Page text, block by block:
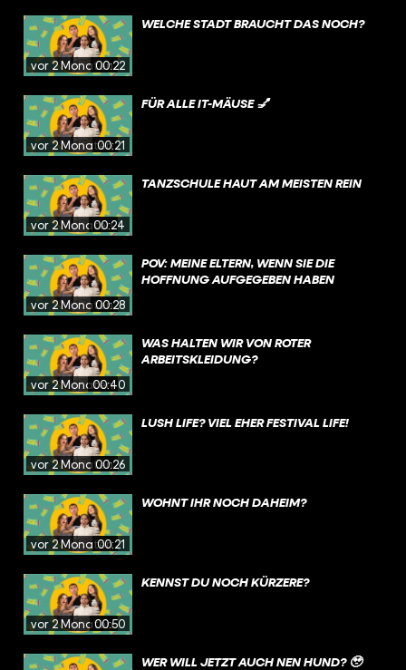
vor 2 Monaten
00:22
WELCHE STADT BRAUCHT DAS NOCH?
vor 2 Monaten
00:21
FÜR ALLE IT-MÄUSE 💅
vor 2 Monaten
00:24
TANZSCHULE HAUT AM MEISTEN REIN
vor 2 Monaten
00:28
POV: MEINE ELTERN, WENN SIE DIE
HOFFNUNG AUFGEGEBEN HABEN
vor 2 Monaten
00:40
WAS HALTEN WIR VON ROTER
ARBEITSKLEIDUNG?
vor 2 Monaten
00:26
LUSH LIFE? VIEL EHER FESTIVAL LIFE!
vor 2 Monaten
00:21
WOHNT IHR NOCH DAHEIM?
vor 2 Monaten
00:50
KENNST DU NOCH KÜRZERE?
WER WILL JETZT AUCH NEN HUND? 🥹